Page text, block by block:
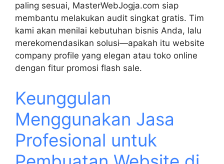
paling sesuai, MasterWebJogja.com siap
membantu melakukan audit singkat gratis. Tim
kami akan menilai kebutuhan bisnis Anda, lalu
merekomendasikan solusi—apakah itu website
company profile yang elegan atau toko online
dengan fitur promosi flash sale.
Keunggulan
Menggunakan Jasa
Profesional untuk